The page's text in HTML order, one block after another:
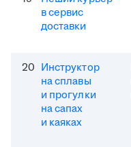
в сервис
доставки
20 Инструктор
на сплавы
и прогулки
на сапах
и каяках